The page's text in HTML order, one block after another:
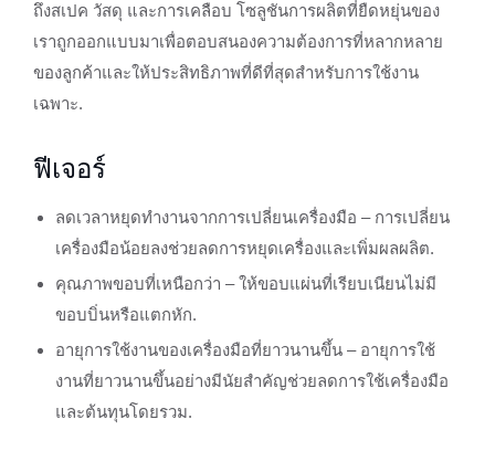
ถึงสเปค วัสดุ และการเคลือบ โซลูชันการผลิตที่ยืดหยุ่นของ
เราถูกออกแบบมาเพื่อตอบสนองความต้องการที่หลากหลาย
ของลูกค้าและให้ประสิทธิภาพที่ดีที่สุดสำหรับการใช้งาน
เฉพาะ.
ฟีเจอร์
ลดเวลาหยุดทำงานจากการเปลี่ยนเครื่องมือ – การเปลี่ยน
เครื่องมือน้อยลงช่วยลดการหยุดเครื่องและเพิ่มผลผลิต.
คุณภาพขอบที่เหนือกว่า – ให้ขอบแผ่นที่เรียบเนียนไม่มี
ขอบบิ่นหรือแตกหัก.
อายุการใช้งานของเครื่องมือที่ยาวนานขึ้น – อายุการใช้
งานที่ยาวนานขึ้นอย่างมีนัยสำคัญช่วยลดการใช้เครื่องมือ
และต้นทุนโดยรวม.